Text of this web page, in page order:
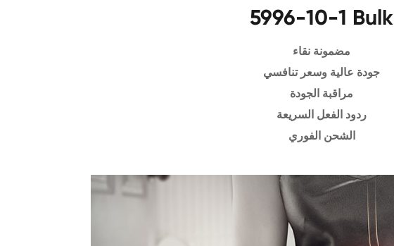
5996-10-1 Bulk
مضمونة نقاء
جودة عالية وسعر تنافسي
مراقبة الجودة
ردود الفعل السريعة
الشحن الفوري